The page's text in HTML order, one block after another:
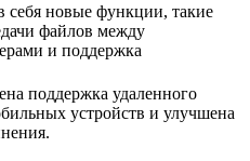
себя новые функции, такие
файлов между
и поддержка
поддержка удаленного
устройств и улучшена